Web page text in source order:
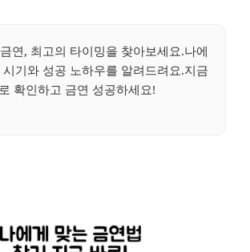
금연, 최고의 타이밍을 찾아보세요.나에
기와 성공 노하우를 알려드려요.지금
확인하고 금연 성공하세요!